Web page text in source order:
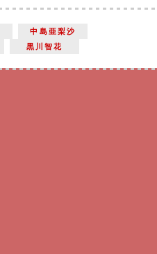
中島亜梨沙
黒川智花